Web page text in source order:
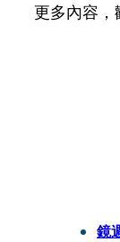
更多內容，
鏡